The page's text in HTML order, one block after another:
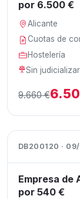
por 6.500 €
Alicante
Cuotas de
Hostelería
Sin judicializar
9.660 €
DB200120 ·
Empresa de
por 540 €